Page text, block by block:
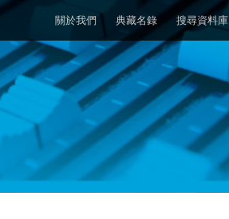
關於我們 典藏名錄 搜尋資料庫